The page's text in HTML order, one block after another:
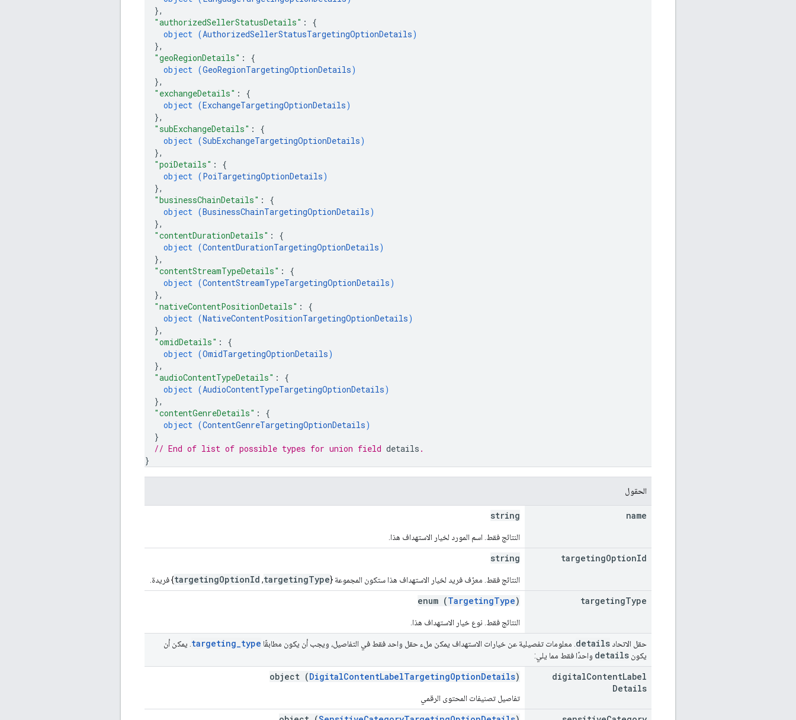
},
"authorizedSellerStatusDetails" : {
object (AuthorizedSellerStatusTargetingOptionDetails)
},
"geoRegionDetails" : {
object (GeoRegionTargetingOptionDetails)
},
"exchangeDetails" : {
object (ExchangeTargetingOptionDetails)
},
"subExchangeDetails" : {
object (SubExchangeTargetingOptionDetails)
},
"poiDetails" : {
object (PoiTargetingOptionDetails)
},
"businessChainDetails" : {
object (BusinessChainTargetingOptionDetails)
},
"contentDurationDetails" : {
object (ContentDurationTargetingOptionDetails)
},
"contentStreamTypeDetails" : {
object (ContentStreamTypeTargetingOptionDetails)
},
"nativeContentPositionDetails" : {
object (NativeContentPositionTargetingOptionDetails)
},
"omidDetails" : {
object (OmidTargetingOptionDetails)
},
"audioContentTypeDetails" : {
object (AudioContentTypeTargetingOptionDetails)
},
"contentGenreDetails" : {
object (ContentGenreTargetingOptionDetails)
}
// End of list of possible types for union field details .
}
الحقول
name
string
النتائج فقط. اسم المورد لخيار الاستهداف هذا.
targetingOptionId
string
النتائج فقط. معرّف فريد لخيار الاستهداف هذا ستكون المجموعة {targetingType
,
targetingOptionId} فريدة.
targetingType
enum (TargetingType)
النتائج فقط. نوع خيار الاستهداف هذا.
حقل الاتحاد details . معلومات تفصيلية عن خيارات الاستهداف يمكن ملء حقل واحد فقط في التفاصيل، ويجب أن يكون مطابقًا targeting_type
. يمكن أن
يكون details واحدًا فقط مما يلي:
digitalContentLabel
Details
object (DigitalContentLabelTargetingOptionDetails)
تفاصيل تصنيفات المحتوى الرقمي